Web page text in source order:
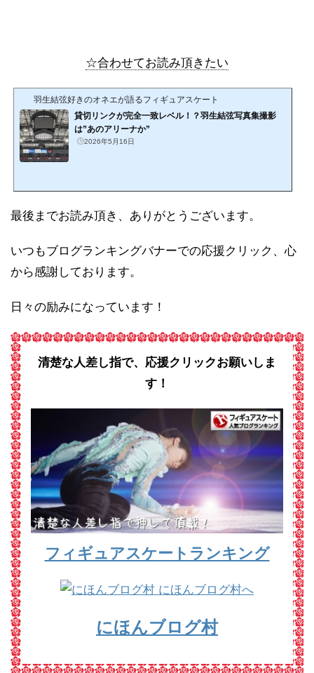
☆合わせてお読み頂きたい
羽生結弦好きのオネエが語るフィギュアスケート
貸切リンクが完全一致レベル！？羽生結弦写真集撮影
は”あのアリーナか”
2026年5月16日
最後までお読み頂き、ありがとうございます。
いつもブログランキングバナーでの応援クリック、心
から感謝しております。
日々の励みになっています！
清楚な人差し指で、応援クリックお願いしま
す！
フィギュアスケートランキング
にほんブログ村